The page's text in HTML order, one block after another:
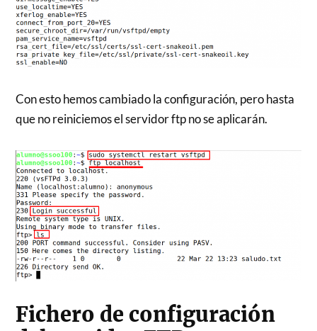
Con esto hemos cambiado la configuración, pero hasta
que no reiniciemos el servidor ftp no se aplicarán.
Fichero de configuración